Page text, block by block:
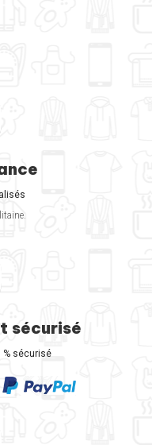
sécurisé
% sécurisé